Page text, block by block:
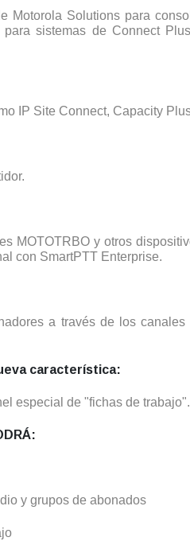
Motorola Solutions para
sistemas de Connect
IP Site Connect, Capacity
MOTOTRBO y otros
con SmartPTT Enterprise.
a través de los
característica:
especial de "fichas de trabajo".
y grupos de abonados